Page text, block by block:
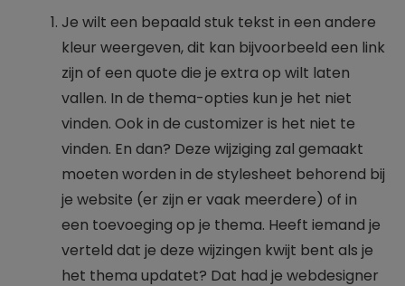
Je wilt een bepaald stuk tekst in een andere
kleur weergeven, dit kan bijvoorbeeld een link
zijn of een quote die je extra op wilt laten
vallen. In de thema-opties kun je het niet
vinden. Ook in de customizer is het niet te
vinden. En dan? Deze wijziging zal gemaakt
moeten worden in de stylesheet behorend bij
je website (er zijn er vaak meerdere) of in
een toevoeging op je thema. Heeft iemand je
verteld dat je deze wijzingen kwijt bent als je
het thema updatet? Dat had je webdesigner